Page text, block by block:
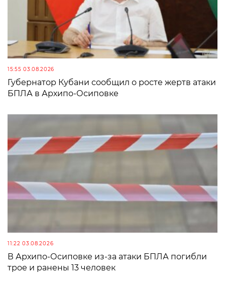
15:55 03.08.2026
Губернатор Кубани сообщил о росте жертв атаки
БПЛА в Архипо-Осиповке
11:22 03.08.2026
В Архипо-Осиповке из-за атаки БПЛА погибли
трое и ранены 13 человек